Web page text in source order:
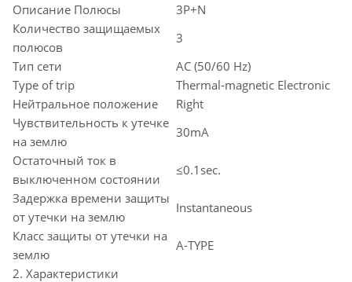
Описание Полюсы
3P+N
Количество защищаемых
полюсов
3
Тип сети
AC (50/60 Hz)
Type of trip
Thermal-magnetic Electronic
Нейтральное положение
Right
Чувствительность к утечке
на землю
30mA
Остаточный ток в
выключенном состоянии
≤0.1sec.
Задержка времени защиты
от утечки на землю
Instantaneous
Класс защиты от утечки на
землю
A-TYPE
2. Характеристики